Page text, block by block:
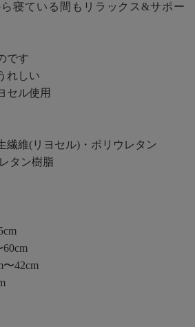
寝ている間もリラックス&サポー
です
れしい
セル使用
繊維(リヨセル)・ポリウレタン
タン樹脂
42cm